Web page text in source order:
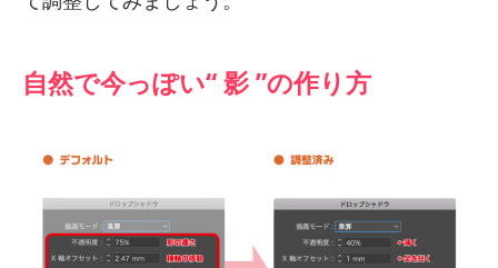
自然で今っぽい“ 影 ”の作り方